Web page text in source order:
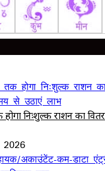
निःशुल्क राशन का